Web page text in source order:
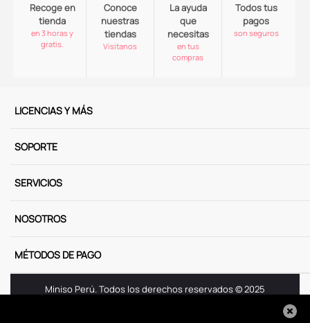
Recoge en
tienda
en 3 horas y
gratis.
Conoce
nuestras
tiendas
Visitanos
La ayuda
que
necesitas
en tus
compras
Todos tus
pagos
son seguros
LICENCIAS Y MÁS
SOPORTE
SERVICIOS
NOSOTROS
MÉTODOS DE PAGO
Miniso Perú. Todos los derechos reservados © 2025